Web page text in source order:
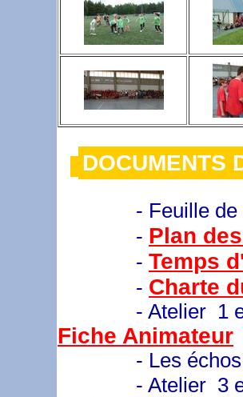
- Feuille
- Plan
- Temps
- Charte
- Atelier 1 et 2 :
Fiche Animateur
- Les échos des
- Atelier 3